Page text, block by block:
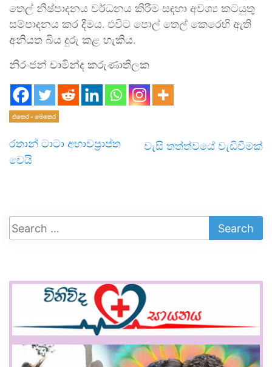
තෙල් නිෂ්පාදනය වර්ධනය කිරීම සඳහා අවශ්‍ය කටයුතු
සම්පාදනය කර දීමය. එවිට පොල් තෙල් කෙරෙහි ඇති
අනියත බිය දුරු කළ හැකිය.
නිරංජන් චාමින්ද කරුණාතිලක
එතෙර - මෙතෙර
රතාන් ටාටා අභාවප්‍රාප්ත
වෙයි
වැසි තත්ත්වයේ වැඩිවීමක්